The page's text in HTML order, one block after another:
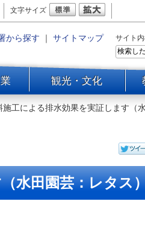
文字サイズ
から探す ｜ サイトマップ サイト
観光・文化
施工による排水効果を実証します（
水田園芸：レタス